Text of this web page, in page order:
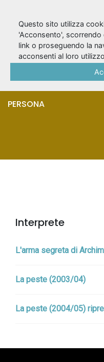
Ledda,
PERSONA
Interprete
L'arma segreta di
La peste (2003/04)
La peste (2004/05)
Questo sito utilizza
'Acconsento',
link o proseguendo la
acconsenti al loro